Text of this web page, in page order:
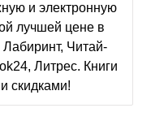
и электронную
лучшей цене в
Лабиринт, Читай-
Литрес. Книги
скидками!